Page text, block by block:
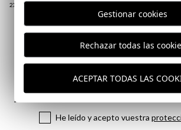
2XL
Suscríbete a nuestra
He leído y acepto vuestra
Gestionar cookies
Rechazar todas las
ACEPTAR TODAS LAS